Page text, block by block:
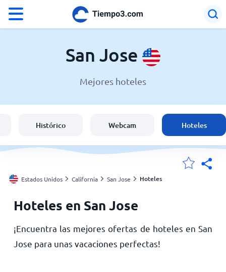
El clima en San Jose
España
Argentina
Mis ubicaciones
Inicio
San Jose
Mejores hoteles
Histórico Webcam Hoteles
Estados Unidos California San Jose Hoteles
Hoteles en San Jose
¡Encuentra las mejores ofertas de hoteles en San
Jose para unas vacaciones perfectas!